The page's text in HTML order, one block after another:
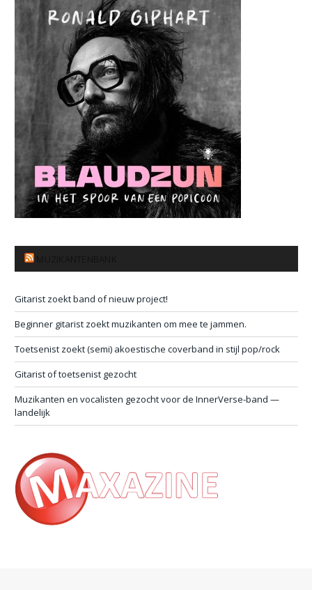
Gitarist zoekt band of nieuw project!
Beginner gitarist zoekt muzikanten om mee te jammen.
Toetsenist zoekt (semi) akoestische coverband in stijl pop/rock
Gitarist of toetsenist gezocht
Muzikanten en vocalisten gezocht voor de InnerVerse-band —
landelijk